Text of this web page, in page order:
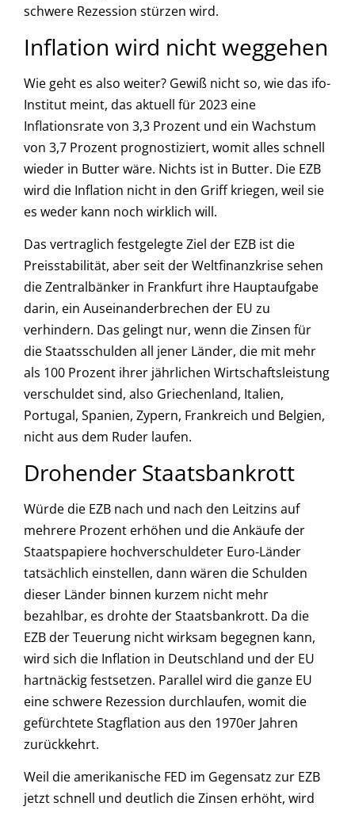
schwere Rezession stürzen wird.
Inflation wird nicht weggehen
Wie geht es also weiter? Gewiß nicht so, wie das ifo-
Institut meint, das aktuell für 2023 eine
Inflationsrate von 3,3 Prozent und ein Wachstum
von 3,7 Prozent prognostiziert, womit alles schnell
wieder in Butter wäre. Nichts ist in Butter. Die EZB
wird die Inflation nicht in den Griff kriegen, weil sie
es weder kann noch wirklich will.
Das vertraglich festgelegte Ziel der EZB ist die
Preisstabilität, aber seit der Weltfinanzkrise sehen
die Zentralbänker in Frankfurt ihre Hauptaufgabe
darin, ein Auseinanderbrechen der EU zu
verhindern. Das gelingt nur, wenn die Zinsen für
die Staatsschulden all jener Länder, die mit mehr
als 100 Prozent ihrer jährlichen Wirtschaftsleistung
verschuldet sind, also Griechenland, Italien,
Portugal, Spanien, Zypern, Frankreich und Belgien,
nicht aus dem Ruder laufen.
Drohender Staatsbankrott
Würde die EZB nach und nach den Leitzins auf
mehrere Prozent erhöhen und die Ankäufe der
Staatspapiere hochverschuldeter Euro-Länder
tatsächlich einstellen, dann wären die Schulden
dieser Länder binnen kurzem nicht mehr
bezahlbar, es drohte der Staatsbankrott. Da die
EZB der Teuerung nicht wirksam begegnen kann,
wird sich die Inflation in Deutschland und der EU
hartnäckig festsetzen. Parallel wird die ganze EU
eine schwere Rezession durchlaufen, womit die
gefürchtete Stagflation aus den 1970er Jahren
zurückkehrt.
Weil die amerikanische FED im Gegensatz zur EZB
jetzt schnell und deutlich die Zinsen erhöht, wird